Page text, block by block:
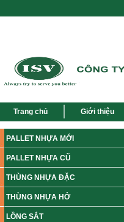
Trang chủ Giới thiệu
PALLET NHỰA MỚI
PALLET NHỰA CŨ
THÙNG NHỰA ĐẶC
THÙNG NHỰA HỞ
LỒNG SẮT